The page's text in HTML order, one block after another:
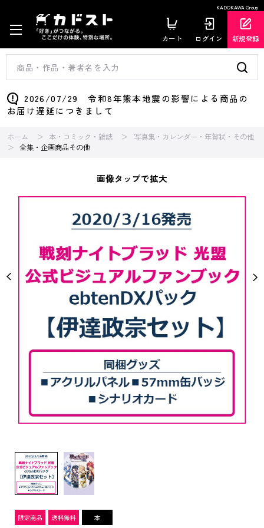
KADOKAWA Group
カート ログイン 新規登録
2026/07/29 令和8年熊本地震の影響による商品の
お届け遅延につきまして
ホーム 本・コミック・雑誌
写真集・カレンダー・年賀状・その他
全集・企画商品その他
画像タップで拡大